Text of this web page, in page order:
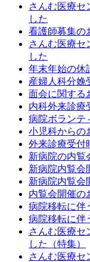
さんむ医療セ
した
看護師募集の
さんむ医療セ
した
年末年始の休
産婦人科分娩
面会に関する
内科外来診療
病院ボランテ
小児科からの
外来診療受付
新病院の内覧
新病院内覧会
新病院内覧会
内覧会開催の
病院移転に伴
病院移転に伴
さんむ医療セ
した（特集）
さんむ医療セ